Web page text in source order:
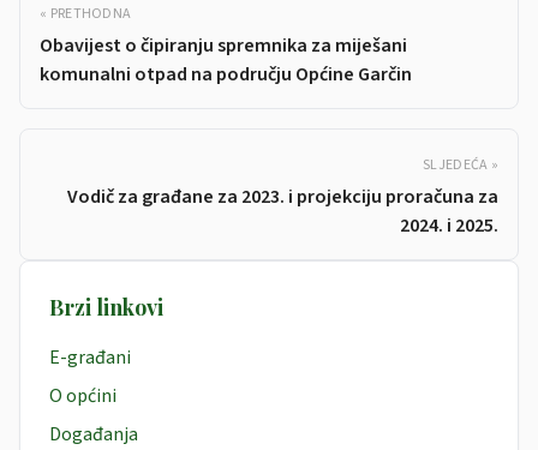
« PRETHODNA
Obavijest o čipiranju spremnika za miješani
komunalni otpad na području Općine Garčin
SLJEDEĆA »
Vodič za građane za 2023. i projekciju proračuna za
2024. i 2025.
Brzi linkovi
E-građani
O općini
Događanja